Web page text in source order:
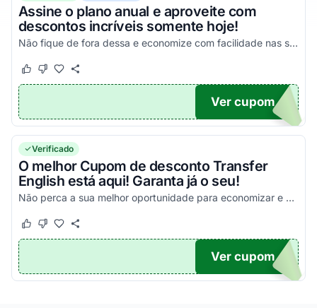
Assine o plano anual e aproveite com
descontos incríveis somente hoje!
Não fique de fora dessa e economize com facilidade nas suas compras!
Este cupom funcionou
Este cupom não funcionou
TICO
Ver cupom
Verificado
O melhor Cupom de desconto Transfer
English está aqui! Garanta já o seu!
Não perca a sua melhor oportunidade para economizar e usufrua de todos os seus benefícios!
Este cupom funcionou
Este cupom não funcionou
TICO
Ver cupom